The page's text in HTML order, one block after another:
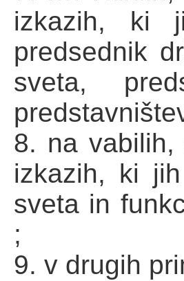
izkazih, ki
predsednik
sveta,
8. na vabilih,
izkazih, ki
sveta in
;
9. v drugih